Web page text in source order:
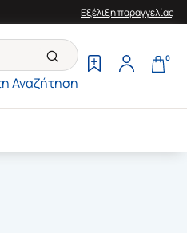
Εξέλιξη παραγγελίας
Αναζήτηση
0